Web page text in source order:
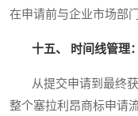
在申请前与企业市场部
十五、 时间线管理
从提交申请到最终获
整个塞拉利昂商标申请